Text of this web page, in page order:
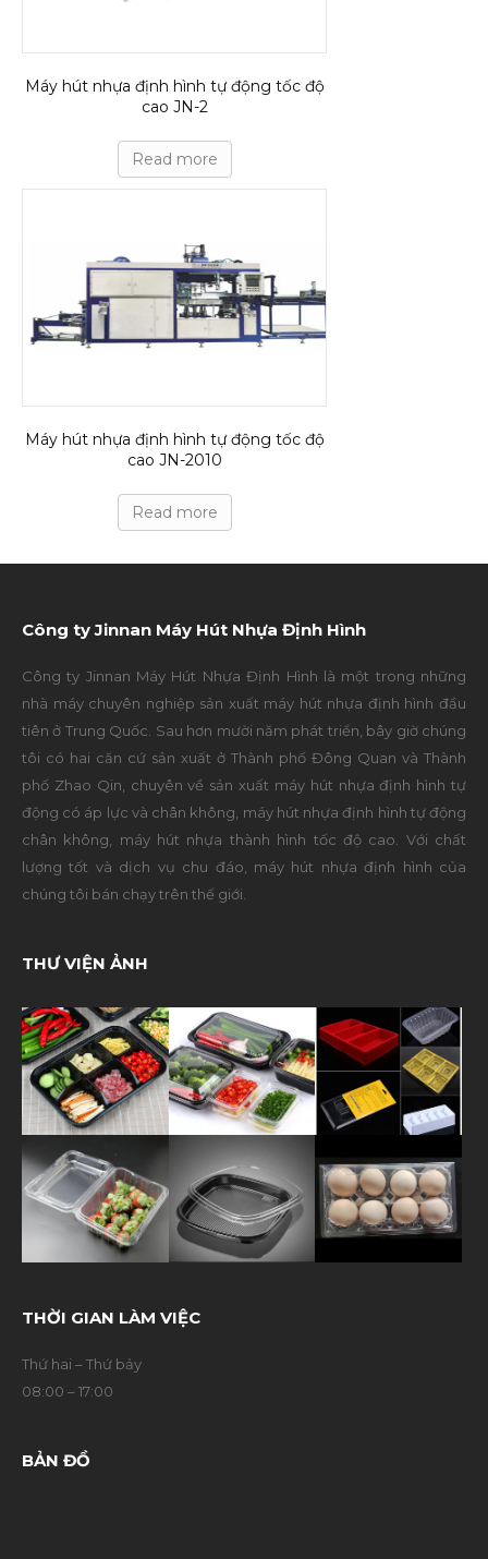
Máy hút nhựa định hình tự động tốc độ
cao JN-2
Read more
Máy hút nhựa định hình tự động tốc độ
cao JN-2010
Read more
Công ty Jinnan Máy Hút Nhựa Định Hình
Công ty Jinnan Máy Hút Nhựa Định Hình là một trong những
nhà máy chuyên nghiệp sản xuất máy hút nhựa định hình đầu
tiên ở Trung Quốc. Sau hơn mười năm phát triển, bây giờ chúng
tôi có hai căn cứ sản xuất ở Thành phố Đông Quan và Thành
phố Zhao Qin, chuyên về sản xuất máy hút nhựa định hình tự
động có áp lực và chân không, máy hút nhựa định hình tự động
chân không, máy hút nhựa thành hình tốc độ cao. Với chất
lượng tốt và dịch vụ chu đáo, máy hút nhựa định hình của
chúng tôi bán chạy trên thế giới.
THƯ VIỆN ẢNH
THỜI GIAN LÀM VIỆC
Thứ hai – Thứ bảy
08:00 – 17:00
BẢN ĐỒ